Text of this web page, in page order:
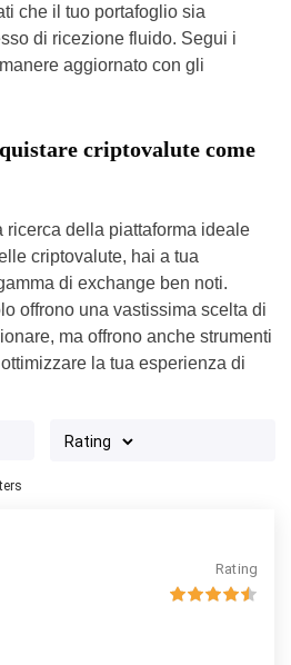
che il tuo portafoglio sia
di ricezione fluido. Segui i
aggiornato con gli
criptovalute come
ricerca della piattaforma ideale
criptovalute, hai a tua
di exchange ben noti.
offrono una vastissima scelta di
ma offrono anche strumenti
la tua esperienza di
Rating